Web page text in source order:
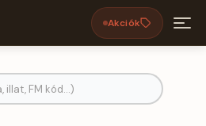
Akciók
| FM-